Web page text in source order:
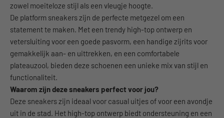
zowel moeiteloze stijl als een vleugje hoogte.
De platform sneakers zijn de perfecte metgezel om een
statement te maken. Met een trendy high-top ontwerp en
vetersluiting voor een goede pasvorm, een handige zijrits voor
gemakkelijk aan- en uittrekken, en een comfortabele
plateauzool, bieden deze schoenen een unieke mix van stijl en
functionaliteit.
Waarom zijn deze sneakers perfect voor jou?
Deze sneakers zijn ideaal voor casual uitjes of voor een avondje
uit in de stad. Het high-top ontwerp biedt ondersteuning en een